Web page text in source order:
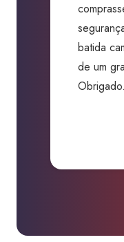
batida
de um